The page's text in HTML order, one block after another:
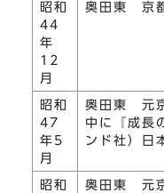
昭和
44
年
12
月
奥田東 京
昭和
47
年5
月
奥田東 元
中に『成長
ンド社）日
昭和
奥田東 元